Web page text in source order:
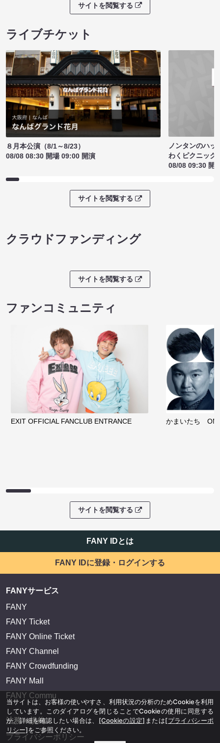
サイトを閲覧する
ライブチケット
８月本公演（8/1～8/23）
08/08 08:30 開場 09:00 開演
ノンタンのハッ
わくピクニック
08/08 09:30 開
サイトを閲覧する
クラウドファンディング
サイトを閲覧する
ファンコミュニティ
EXIT OFFICIAL FANCLUB ENTRANCE かまいたち
サイトを閲覧する
FANY IDとは
FANY IDに登録・ログインする
FANYサービス
FANY
FANY Ticket
FANY Online Ticket
FANY Channel
FANY Crowdfunding
FANY Mall
FANY Commu
法務・規約
プライバシーポリシー
当サイトは、お客様の使いやすさ、利用状況の分析のためCookieを利用
しています。このダイアログを閉じることでCookieの使用に同意する
か、詳細を確認したい場合は、 [Cookieの設定] または[プライバシーポ
リシー]をご参照ください。